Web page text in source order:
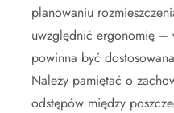
planowaniu
uwzględnić ergonomię –
powinna być
Należy pamiętać o
odstępów między